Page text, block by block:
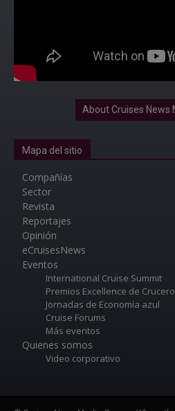
About Cruises News
Mapa del sitio
Compañías
Sector
Revista
Reportajes
Opinión
eCruisesNews
Eventos
International Cruise Summit
Premios Excellence de
Jornadas de Economía azul
Cruise Forums
Más eventos
Quienes somos
Video corporativo